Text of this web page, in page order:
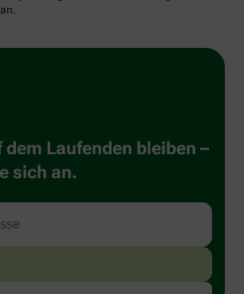
dem Laufenden bleiben –
sich an.